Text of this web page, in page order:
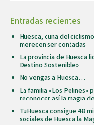
Entradas recientes
Huesca, cuna del
merecen ser contadas
La provincia de Huesca
Destino Sostenible»
No vengas a Huesca…
La familia «Los
reconocer así la magia
TuHuesca consigue 48
sociales de Huesca la